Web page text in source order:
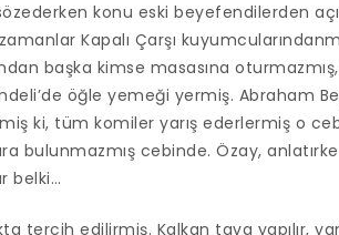
konu eski beyefendilerden
Kapalı Çarşı
başka kimse masasına
öğle yemeği yermiş. Abraham
ki, tüm komiler yarış ederlermiş o
bulunmazmış cebinde. Özay,
belki…
tercih edilirmiş. Kalkan tava yapılır,